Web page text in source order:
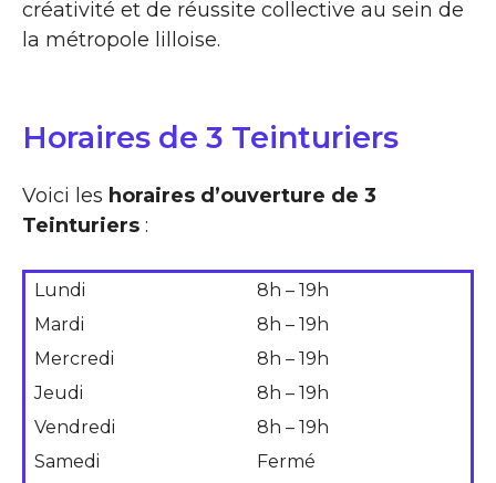
créativité et de réussite collective au sein de
la métropole lilloise.
Horaires de 3 Teinturiers
Voici les horaires d’ouverture de 3
Teinturiers :
Lundi
8h – 19h
Mardi
8h – 19h
Mercredi
8h – 19h
Jeudi
8h – 19h
Vendredi
8h – 19h
Samedi
Fermé